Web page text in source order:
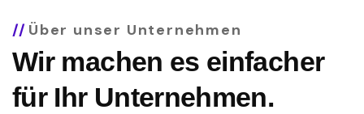
Über unser Unternehmen
Wir machen es einfacher
für Ihr Unternehmen.